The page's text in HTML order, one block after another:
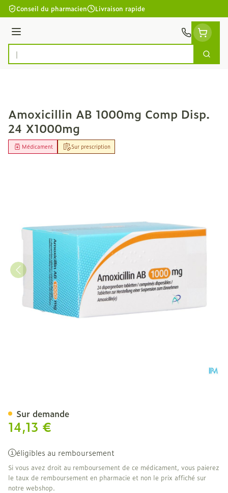
Aller au contenu
Conseil du pharmacien Livraison rapide
Menu
Rechercher
Amoxicillin AB 1000mg Comp Disp.
24 X1000mg
Sur prescription
Médicament
14,13 €
éligibles au remboursement
Si vous avez droit au remboursement de ce médicament, vous paierez
le taux de remboursement en pharmacie et non le prix affiché sur
notre webshop.
Sur demande